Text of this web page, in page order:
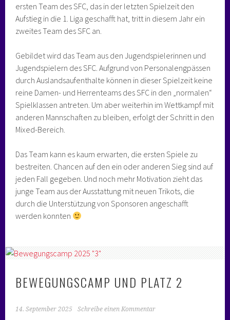
ersten Team des SFC, das in der letzten Spielzeit den
Aufstieg in die 1. Liga geschafft hat, tritt in diesem Jahr ein
zweites Team des SFC an.
Gebildet wird das Team aus den Jugendspielerinnen und
Jugendspielern des SFC. Aufgrund von Personalengpässen
durch Auslandsaufenthalte können in dieser Spielzeit keine
reine Damen- und Herrenteams des SFC in den „normalen“
Spielklassen antreten. Um aber weiterhin im Wettkampf mit
anderen Mannschaften zu bleiben, erfolgt der Schritt in den
Mixed-Bereich.
Das Team kann es kaum erwarten, die ersten Spiele zu
bestreiten. Chancen auf den ein oder anderen Sieg sind auf
jeden Fall gegeben. Und noch mehr Motivation zieht das
junge Team aus der Ausstattung mit neuen Trikots, die
durch die Unterstützung von Sponsoren angeschafft
werden konnten
BEWEGUNGSCAMP UND PLATZ 2
14. September 2025 Schreibe einen Kommentar